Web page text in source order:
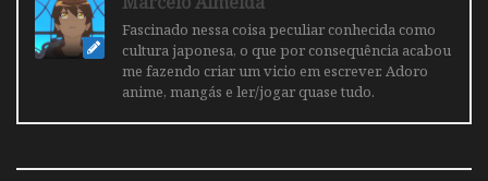
Fascinado nessa coisa peculiar conhecida como
cultura japonesa, o que por consequência acabou
me fazendo criar um vicio em escrever. Adoro
anime, mangás e ler/jogar quase tudo.